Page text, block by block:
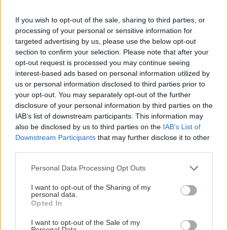
If you wish to opt-out of the sale, sharing to third parties, or
processing of your personal or sensitive information for
targeted advertising by us, please use the below opt-out
section to confirm your selection. Please note that after your
opt-out request is processed you may continue seeing
interest-based ads based on personal information utilized by
us or personal information disclosed to third parties prior to
your opt-out. You may separately opt-out of the further
disclosure of your personal information by third parties on the
IAB’s list of downstream participants. This information may
also be disclosed by us to third parties on the IAB’s List of
Downstream Participants that may further disclose it to other
Please note that this website/app uses one or more Google
not limited to your visit or usage behaviour. You may click to
grant or deny consent to Google and its third-party tags to
use your data for below specified purposes in below Google
consent section.
Personal Data Processing Opt Outs
I want to opt-out of the Sharing of my
personal data.
Opted In
I want to opt-out of the Sale of my
Vad tror du blir nyckeln för att lyckas?
med att man inte gör stora förändringar så blir det viktigt att